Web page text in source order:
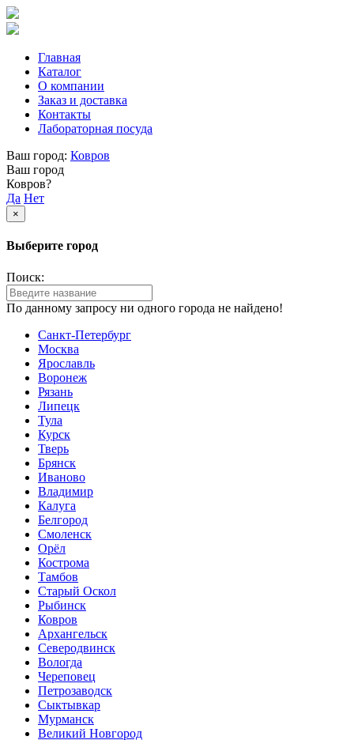
Главная
Каталог
О компании
Заказ и доставка
Контакты
Лабораторная посуда
Ваш город: Ковров
Ваш город
Ковров?
Да Нет
×
Выберите город
Поиск:
По данному запросу ни одного города не найдено!
Санкт-Петербург
Москва
Ярославль
Воронеж
Рязань
Липецк
Тула
Курск
Тверь
Брянск
Иваново
Владимир
Калуга
Белгород
Смоленск
Орёл
Кострома
Тамбов
Старый Оскол
Рыбинск
Ковров
Архангельск
Северодвинск
Вологда
Череповец
Петрозаводск
Сыктывкар
Мурманск
Великий Новгород